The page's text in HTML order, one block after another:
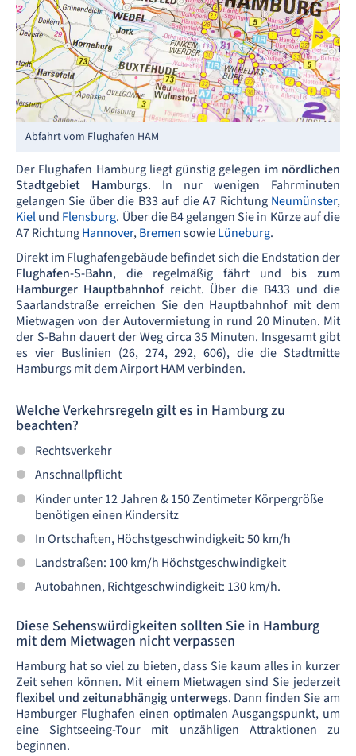
Abfahrt vom Flughafen HAM
Der Flughafen Hamburg liegt günstig gelegen im nördlichen
Stadtgebiet Hamburgs. In nur wenigen Fahrminuten
gelangen Sie über die B33 auf die A7 Richtung Neumünster,
Kielund Flensburg. Über die B4 gelangen Sie in Kürze auf die
A7 RichtungHannover,BremensowieLüneburg.
Direkt im Flughafengebäude befindet sich die Endstation der
Flughafen-S-Bahn, die regelmäßig fährt und bis zum
Hamburger Hauptbahnhof reicht. Über die B433 und die
Saarlandstraße erreichen Sie den Hauptbahnhof mit dem
Mietwagen von der Autovermietung in rund 20 Minuten. Mit
der S-Bahn dauert der Weg circa 35 Minuten. Insgesamt gibt
es vier Buslinien (26, 274, 292, 606), die die Stadtmitte
Hamburgs mit dem Airport HAM verbinden.
Welche Verkehrsregeln gilt es in Hamburg zu
beachten?
Rechtsverkehr
Anschnallpflicht
Kinder unter 12 Jahren & 150 Zentimeter Körpergröße
benötigen einen Kindersitz
In Ortschaften, Höchstgeschwindigkeit: 50 km/h
Landstraßen: 100 km/h Höchstgeschwindigkeit
Autobahnen, Richtgeschwindigkeit: 130 km/h.
Diese Sehenswürdigkeiten sollten Sie in Hamburg
mit dem Mietwagen nicht verpassen
Hamburg hat so viel zu bieten, dass Sie kaum alles in kurzer
Zeit sehen können. Mit einem Mietwagen sind Sie jederzeit
flexibel und zeitunabhängig unterwegs. Dann finden Sie am
Hamburger Flughafen einen optimalen Ausgangspunkt, um
eine Sightseeing-Tour mit unzähligen Attraktionen zu
beginnen.